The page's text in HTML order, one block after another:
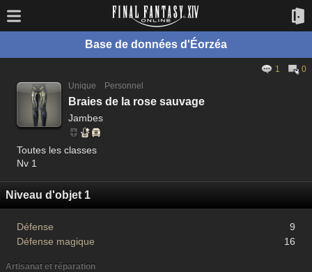
Base de données d'Éorzéa
1
0
Unique
Personnel
Braies de la rose sauvage
Jambes
Toutes les classes
Nv 1
Niveau d'objet 1
Défense
9
Défense magique
16
Artisanat et réparation